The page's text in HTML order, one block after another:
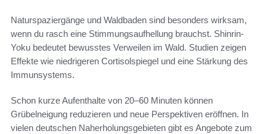
Naturspaziergänge und Waldbaden sind besonders wirksam,
wenn du rasch eine Stimmungsaufhellung brauchst. Shinrin-
Yoku bedeutet bewusstes Verweilen im Wald. Studien zeigen
Effekte wie niedrigeren Cortisolspiegel und eine Stärkung des
Immunsystems.
Schon kurze Aufenthalte von 20–60 Minuten können
Grübelneigung reduzieren und neue Perspektiven eröffnen. In
vielen deutschen Naherholungsgebieten gibt es Angebote zum